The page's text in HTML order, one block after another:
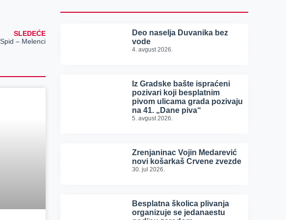
SLEDEĆE
– Melenci
Deo naselja Duvanika bez
vode
4. avgust 2026.
Iz Gradske bašte ispraćeni
pozivari koji besplatnim
pivom ulicama grada pozivaju
na 41. „Dane piva“
5. avgust 2026.
Zrenjaninac Vojin Medarević
novi košarkaš Crvene zvezde
30. jul 2026.
Besplatna školica plivanja
organizuje se jedanaestu